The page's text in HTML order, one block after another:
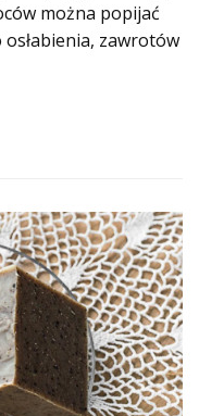
można popijać
zawrotów